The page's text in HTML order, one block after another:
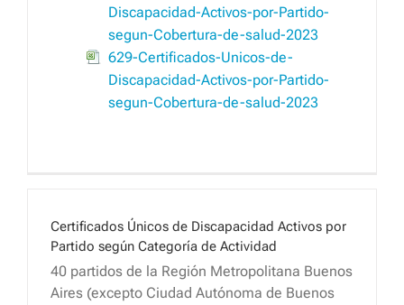
Discapacidad-Activos-por-Partido-
segun-Cobertura-de-salud-2023
629-Certificados-Unicos-de-
Discapacidad-Activos-por-Partido-
segun-Cobertura-de-salud-2023
Certificados Únicos de Discapacidad Activos por
Partido según Categoría de Actividad
40 partidos de la Región Metropolitana Buenos
Aires (excepto Ciudad Autónoma de Buenos